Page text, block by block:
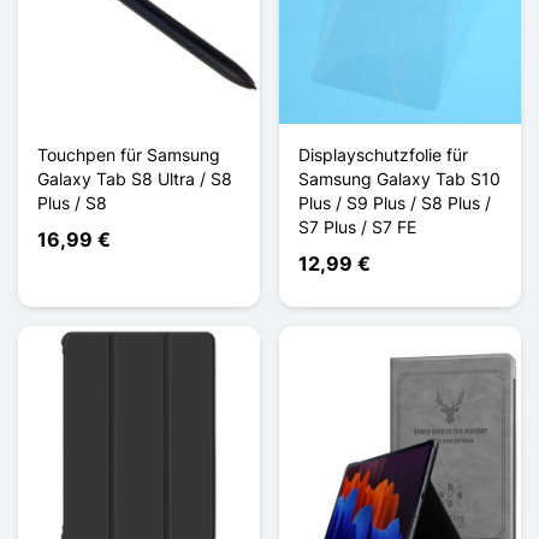
Touchpen für Samsung
Galaxy Tab S8 Ultra / S8
Plus / S8
16,99 €
Displayschutzfolie für
Samsung Galaxy Tab S10
Plus / S9 Plus / S8 Plus /
S7 Plus / S7 FE
12,99 €